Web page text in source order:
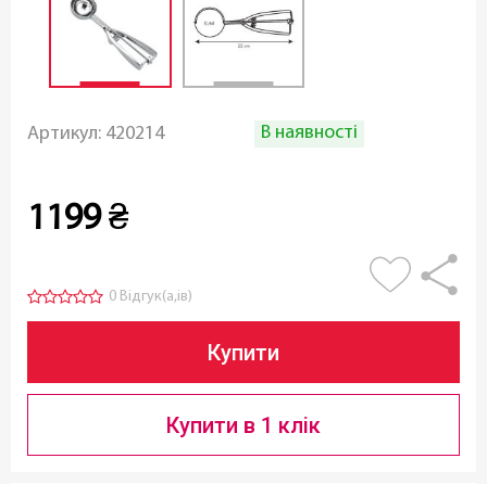
Артикул: 420214 В наявності
1199 ₴
0 Відгук(а,ів)
Купити
Купити в 1 клік